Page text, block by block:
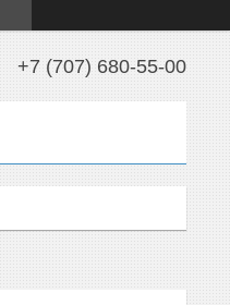
+7 (707) 680-55-00